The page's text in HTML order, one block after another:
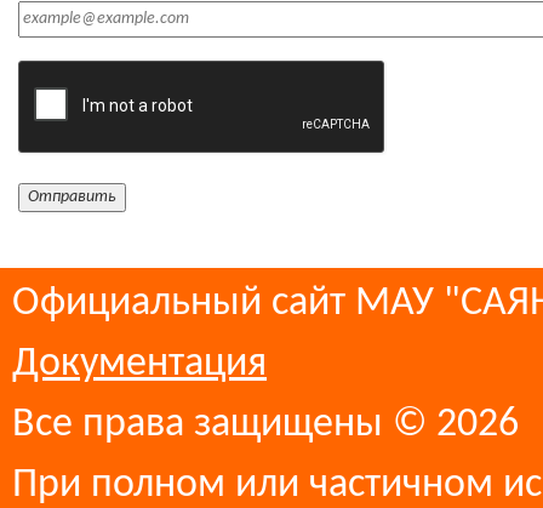
Официальный сайт МАУ
Документация
Все права защищены © 2026
При полном или частичном